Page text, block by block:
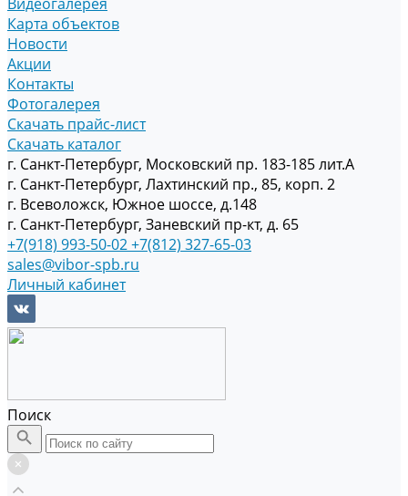
Карта объектов
Новости
Акции
Контакты
Фотогалерея
Скачать прайс-лист
Скачать каталог
г. Санкт-Петербург, Московский пр. 183-185 лит.А
г. Санкт-Петербург, Лахтинский пр., 85, корп. 2
г. Всеволожск, Южное шоссе, д.148
г. Санкт-Петербург, Заневский пр-кт, д. 65
+7(918) 993-50-02+7(812) 327-65-03
sales@vibor-spb.ru
Личный кабинет
Поиск